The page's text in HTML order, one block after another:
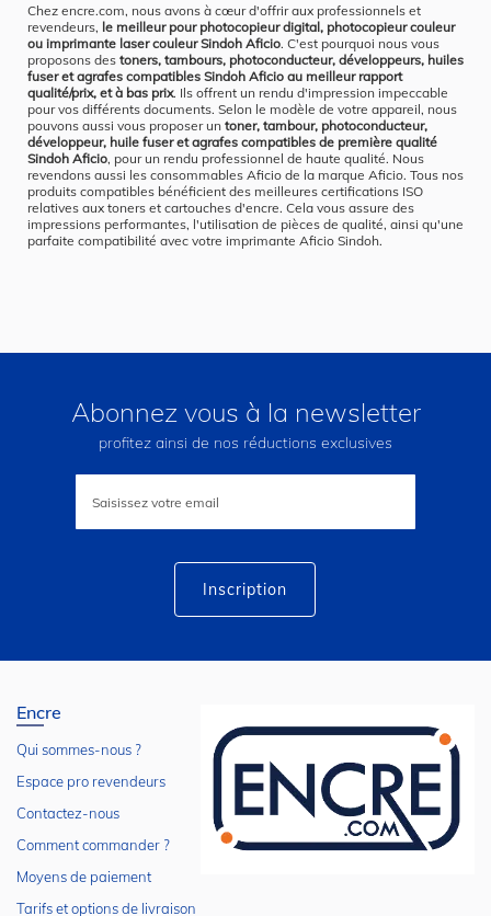
Chez encre.com, nous avons à cœur d'offrir aux professionnels et
revendeurs, le meilleur pour photocopieur digital, photocopieur couleur
ou imprimante laser couleur Sindoh Aficio. C'est pourquoi nous vous
proposons des toners, tambours, photoconducteur, développeurs, huiles
fuser et agrafes compatibles Sindoh Aficio au meilleur rapport
qualité/prix, et à bas prix. Ils offrent un rendu d'impression impeccable
pour vos différents documents. Selon le modèle de votre appareil, nous
pouvons aussi vous proposer un toner, tambour, photoconducteur,
développeur, huile fuser et agrafes compatibles de première qualité
Sindoh Aficio, pour un rendu professionnel de haute qualité. Nous
revendons aussi les consommables Aficio de la marque Aficio. Tous nos
produits compatibles bénéficient des meilleures certifications ISO
relatives aux toners et cartouches d'encre. Cela vous assure des
impressions performantes, l'utilisation de pièces de qualité, ainsi qu'une
parfaite compatibilité avec votre imprimante Aficio Sindoh.
Abonnez vous à la newsletter
profitez ainsi de nos réductions exclusives
lettre
Inscription
Encre
Qui sommes-nous ?
Espace pro revendeurs
Contactez-nous
Comment commander ?
Moyens de paiement
Tarifs et options de livraison